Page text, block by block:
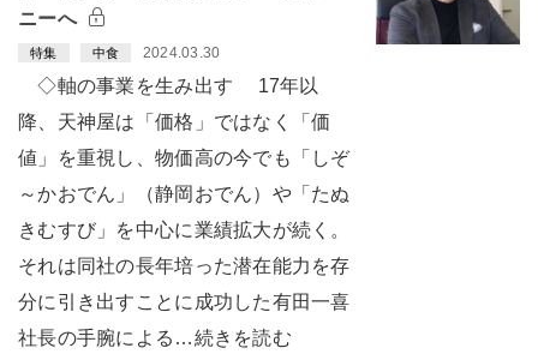
ニーへ
特集 中食 2024.03.30
◇軸の事業を生み出す 17年以
降、天神屋は「価格」ではなく「価
値」を重視し、物価高の今でも「しぞ
～かおでん」（静岡おでん）や「たぬ
きむすび」を中心に業績拡大が続く。
それは同社の長年培った潜在能力を存
分に引き出すことに成功した有田一喜
社長の手腕による…続きを読む